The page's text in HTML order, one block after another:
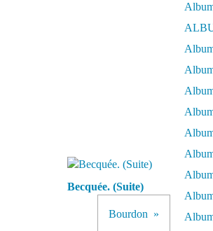
Becquée. (Suite)
Bourdon